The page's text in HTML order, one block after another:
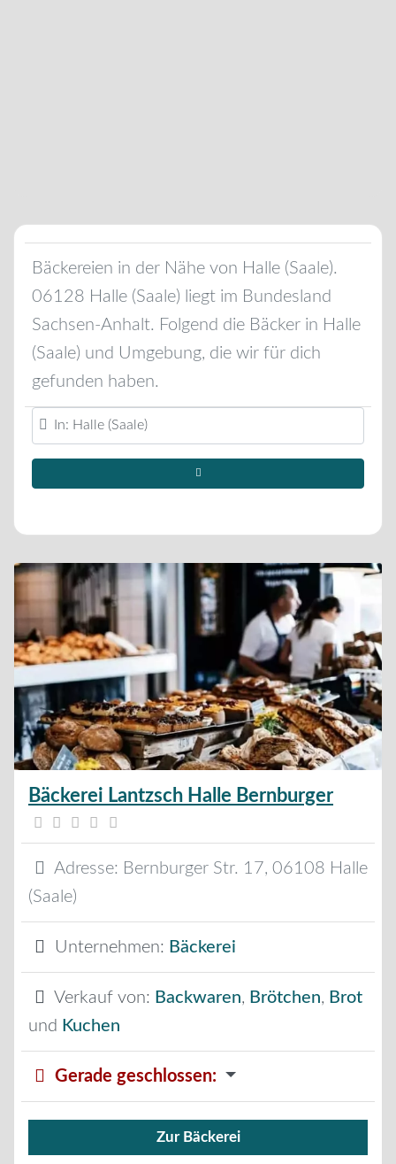
Bäckereien in der Nähe von Halle (Saale).
06128 Halle (Saale) liegt im Bundesland
Sachsen-Anhalt. Folgend die Bäcker in Halle
(Saale) und Umgebung, die wir für dich
gefunden haben.
Standort oder Region eingeben ...
Bäckerei Lantzsch Halle Bernburger
Adresse: Bernburger Str. 17, 06108 Halle
(Saale)
Unternehmen: Bäckerei
Verkauf von: Backwaren, Brötchen, Brot
und Kuchen
Gerade geschlossen:
Verkauf von Brötchen,
Zur Bäckerei